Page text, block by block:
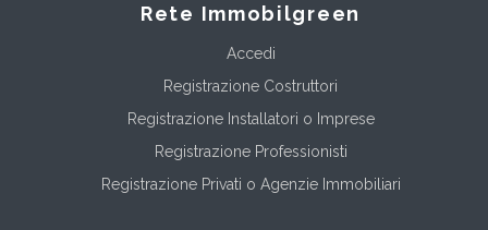
Rete Immobilgreen
Accedi
Registrazione Costruttori
Registrazione Installatori o Imprese
Registrazione Professionisti
Registrazione Privati o Agenzie Immobiliari